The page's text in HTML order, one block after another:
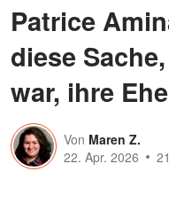
Patrice
diese
war, ihre
Von Maren Z.
22. Apr. 2026